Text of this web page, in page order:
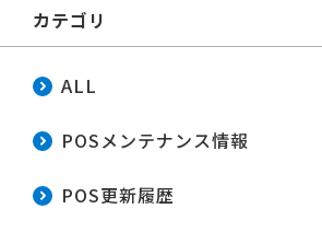
カテゴリ
ALL
POSメンテナンス情報
POS更新履歴